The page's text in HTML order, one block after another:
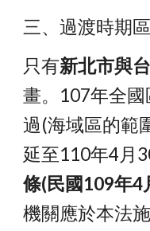
三、過渡時期
只有新北市與
畫。107年全
過(海域區的範
延至110年4月
條(民國109年4
機關應於本法